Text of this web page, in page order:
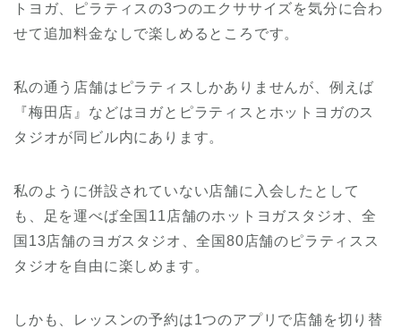
トヨガ、ピラティスの3つのエクササイズを気分に合わ
せて追加料金なしで楽しめるところです。
私の通う店舗はピラティスしかありませんが、例えば
『梅田店』などはヨガとピラティスとホットヨガのス
タジオが同ビル内にあります。
私のように併設されていない店舗に入会したとして
も、足を運べば全国11店舗のホットヨガスタジオ、全
国13店舗のヨガスタジオ、全国80店舗のピラティスス
タジオを自由に楽しめます。
しかも、レッスンの予約は1つのアプリで店舗を切り替